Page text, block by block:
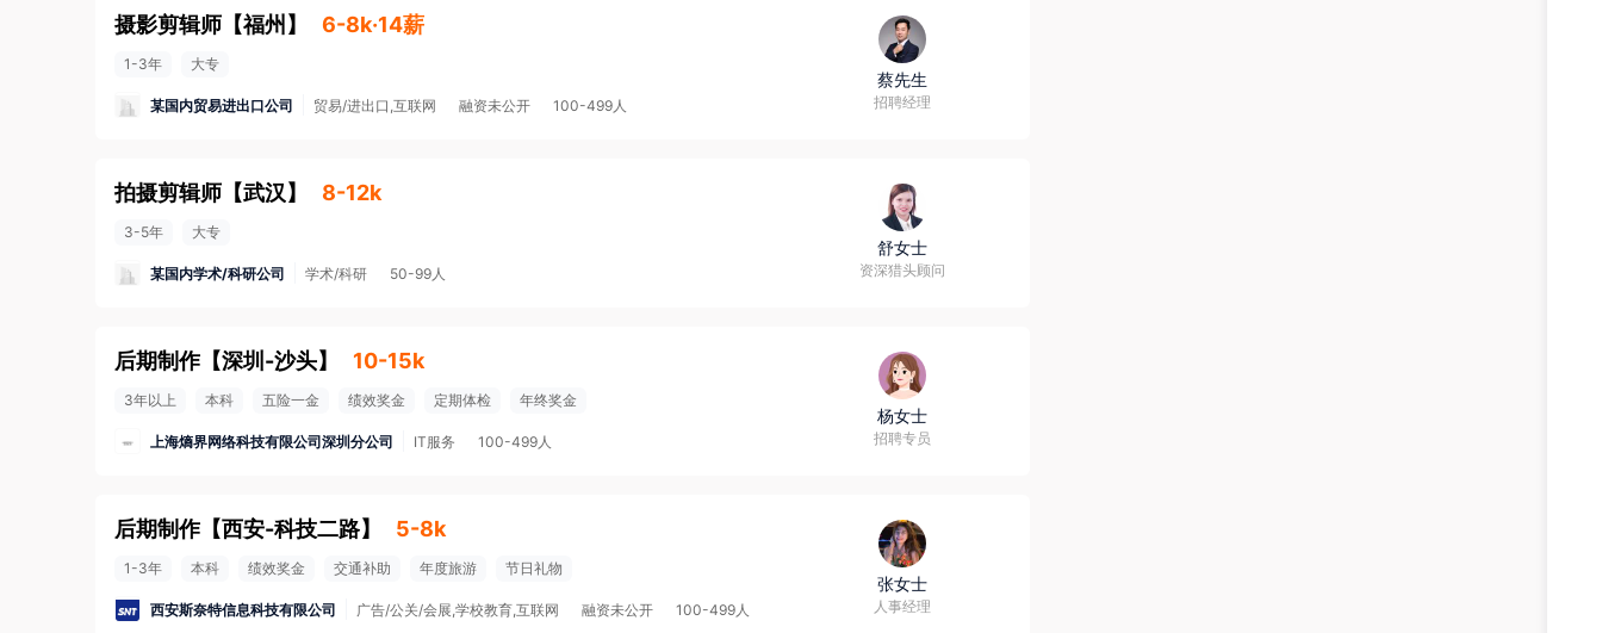
摄影剪辑师 【福州 】 6-8k·14薪
1-3年 大专
某国内贸易进出口公司 贸易/进出口,互联网 融资未公开 100-499人
蔡先生
招聘经理
拍摄剪辑师 【武汉 】 8-12k
3-5年 大专
某国内学术/科研公司 学术/科研 50-99人
舒女士
资深猎头顾问
后期制作 【深圳-沙头】 10-15k
3年以上 本科 五险一金 绩效奖金 定期体检 年终奖金
上海熵界网络科技有限公司深圳分公司 IT服务 100-499人
杨女士
招聘专员
后期制作 【西安-科技二路】 5-8k
1-3年 本科 绩效奖金 交通补助 年度旅游 节日礼物
西安斯奈特信息科技有限公司 广告/公关/会展,学校教育,互联网 融资未公开 100-499人
张女士
人事经理